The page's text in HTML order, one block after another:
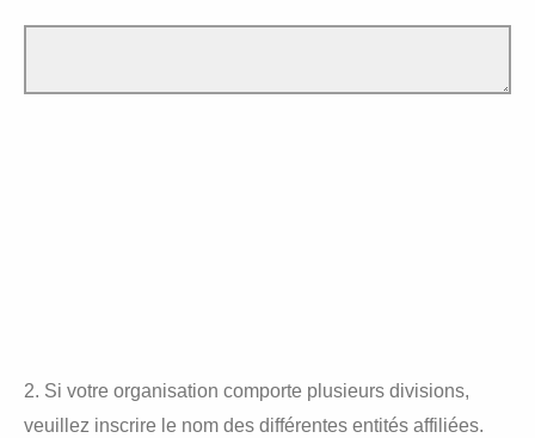
2. Si votre organisation comporte plusieurs divisions,
veuillez inscrire le nom des différentes entités affiliées.